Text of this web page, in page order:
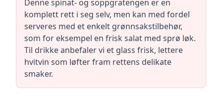
Denne spinat- og soppgratengen er en
komplett rett i seg selv, men kan med fordel
serveres med et enkelt grønnsakstilbehør,
som for eksempel en frisk salat med sprø løk.
Til drikke anbefaler vi et glass frisk, lettere
hvitvin som løfter fram rettens delikate
smaker.